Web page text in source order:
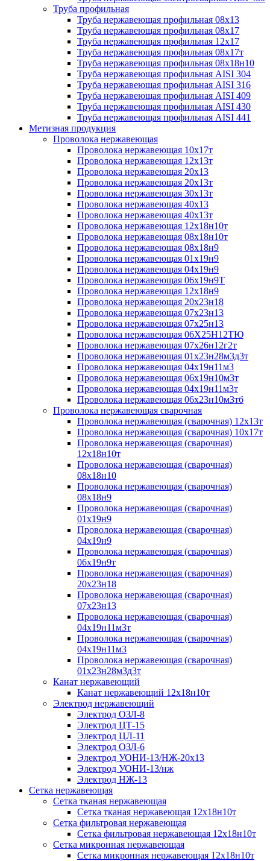
Труба профильная
Труба нержавеющая профильная 08х13
Труба нержавеющая профильная 08х17
Труба нержавеющая профильная 12х17
Труба нержавеющая профильная 08х17т
Труба нержавеющая профильная 08х18н10
Труба нержавеющая профильная AISI 304
Труба нержавеющая профильная AISI 316
Труба нержавеющая профильная AISI 409
Труба нержавеющая профильная AISI 430
Труба нержавеющая профильная AISI 441
Метизная продукция
Проволока нержавеющая
Проволока нержавеющая 10х17т
Проволока нержавеющая 12х13т
Проволока нержавеющая 20х13
Проволока нержавеющая 20х13т
Проволока нержавеющая 30х13т
Проволока нержавеющая 40х13
Проволока нержавеющая 40х13т
Проволока нержавеющая 12х18н10т
Проволока нержавеющая 08х18н10т
Проволока нержавеющая 08х18н9
Проволока нержавеющая 01х19н9
Проволока нержавеющая 04х19н9
Проволока нержавеющая 06х19н9Т
Проволока нержавеющая 12х18н9
Проволока нержавеющая 20х23н18
Проволока нержавеющая 07х23н13
Проволока нержавеющая 07х25н13
Проволока нержавеющая 06Х25Н12ТЮ
Проволока нержавеющая 07х26н12г2т
Проволока нержавеющая 01х23н28м3д3т
Проволока нержавеющая 04х19н11м3
Проволока нержавеющая 06х19н10м3т
Проволока нержавеющая 04х19н11м3т
Проволока нержавеющая 06х23н10м3тб
Проволока нержавеющая сварочная
Проволока нержавеющая (сварочная) 12х13т
Проволока нержавеющая (сварочная) 10х17т
Проволока нержавеющая (сварочная)
12х18н10т
Проволока нержавеющая (сварочная)
08х18н10
Проволока нержавеющая (сварочная)
08х18н9
Проволока нержавеющая (сварочная)
01х19н9
Проволока нержавеющая (сварочная)
04х19н9
Проволока нержавеющая (сварочная)
06х19н9т
Проволока нержавеющая (сварочная)
20х23н18
Проволока нержавеющая (сварочная)
07х23н13
Проволока нержавеющая (сварочная)
04х19н11м3т
Проволока нержавеющая (сварочная)
04х19н11м3
Проволока нержавеющая (сварочная)
01х23н28м3д3т
Канат нержавеющий
Канат нержавеющий 12х18н10т
Электрод нержавеющий
Электрод ОЗЛ-8
Электрод ЦТ-15
Электрод ЦЛ-11
Электрод ОЗЛ-6
Электрод УОНИ-13/НЖ-20х13
Электрод УОНИ-13/нж
Электрод НЖ-13
Сетка нержавеющая
Сетка тканая нержавеющая
Сетка тканая нержавеющая 12х18н10т
Сетка фильтровая нержавеющая
Сетка фильтровая нержавеющая 12х18н10т
Сетка микронная нержавеющая
Сетка микронная нержавеющая 12х18н10т